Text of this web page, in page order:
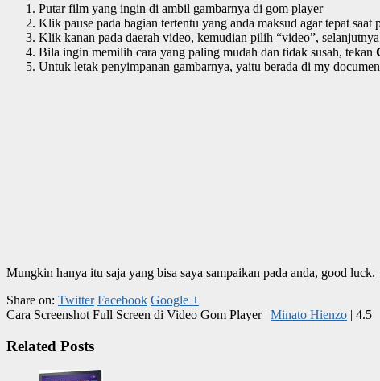
Putar film yang ingin di ambil gambarnya di gom player
Klik pause pada bagian tertentu yang anda maksud agar tepat saat
Klik kanan pada daerah video, kemudian pilih “video”,
Bila ingin memilih cara yang paling mudah dan tidak susah, tekan
Untuk letak penyimpanan gambarnya, yaitu berada di my
Mungkin hanya itu saja yang bisa saya sampaikan pada anda, good luck.
Share on: Twitter Facebook Google +
Cara Screenshot Full Screen di Video Gom Player| Minato Hienzo | 4.5
Related Posts